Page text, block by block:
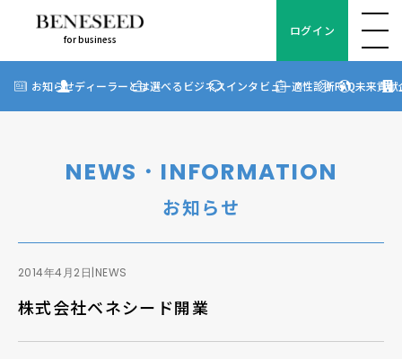
for business
お知らせ
ディーラーとは
FAQ
未来貢献
for business
ログイン
お知らせディーラーとは選べるビジネスインタビュー適性診断
? FAQ未来貢献
NEWS・INFORMATION
お知らせ
2014年4月2日 NEWS
株式会社ベネシード開業